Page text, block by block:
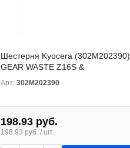
Шестерня Kyocera (302M202390)
GEAR WASTE Z16S &
Арт: 302M202390
198.93 руб.
198.93 руб. / шт.